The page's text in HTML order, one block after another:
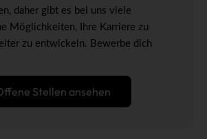
daher gibt es bei uns viele
Möglichkeiten, Ihre Karriere zu
zu entwickeln. Bewerbe dich
Stellen ansehen